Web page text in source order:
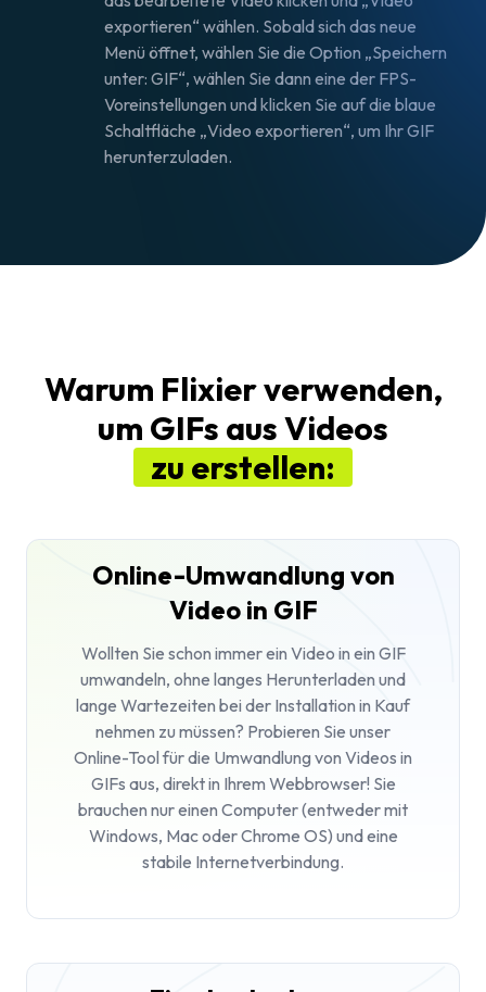
exportieren“ wählen. Sobald sich das neue
Menü öffnet, wählen Sie die Option „Speichern
unter: GIF“, wählen Sie dann eine der FPS-
Voreinstellungen und klicken Sie auf die blaue
Schaltfläche „Video exportieren“, um Ihr GIF
herunterzuladen.
Warum Flixier verwenden,
um GIFs aus Videos
zu erstellen:
Online-Umwandlung von
Video in GIF
Wollten Sie schon immer ein Video in ein GIF
umwandeln, ohne langes Herunterladen und
lange Wartezeiten bei der Installation in Kauf
nehmen zu müssen? Probieren Sie unser
Online-Tool für die Umwandlung von Videos in
GIFs aus, direkt in Ihrem Webbrowser! Sie
brauchen nur einen Computer (entweder mit
Windows, Mac oder Chrome OS) und eine
stabile Internetverbindung.